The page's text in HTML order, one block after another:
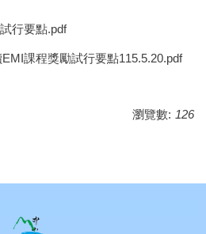
行要點.pdf
課程獎勵試行要點115.5.20.pdf
瀏覽數: 126